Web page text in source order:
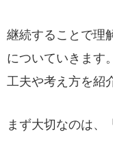
継続することで理
についていきます
工夫や考え方を紹
まず大切なのは、